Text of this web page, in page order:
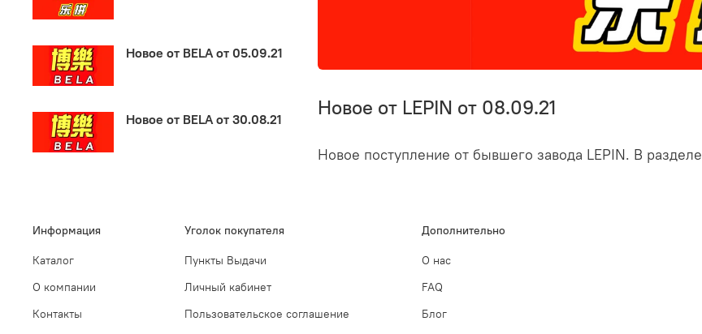
Новое от LEPIN от 08.09.21
Новое поступление от бывшего завода LEPIN. В разделе
Новое от BELA от 05.09.21
Новое от BELA от 30.08.21
Информация
Каталог
О компании
Контакты
Уголок покупателя
Пункты Выдачи
Личный кабинет
Пользовательское соглашение
Дополнительно
О нас
FAQ
Блог